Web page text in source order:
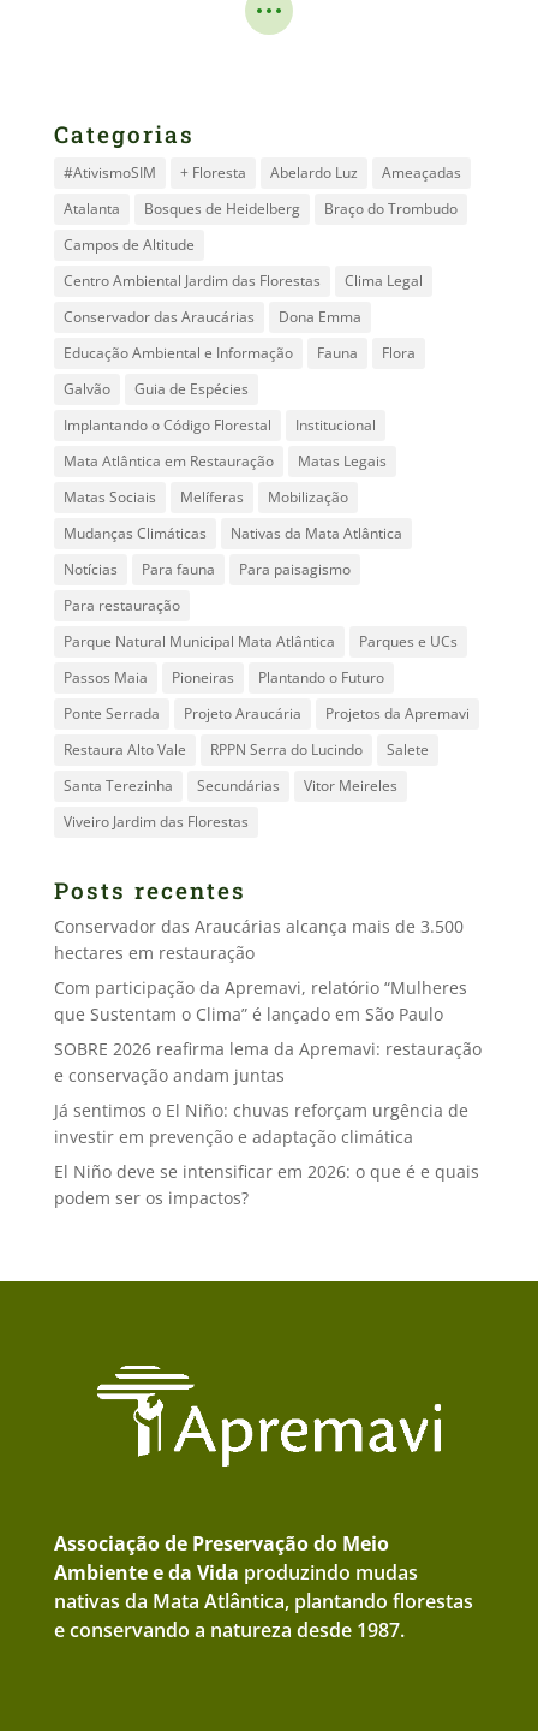
Categorias
#AtivismoSIM + Floresta Abelardo Luz
Ameaçadas
Atalanta
Bosques de Heidelberg
Braço do Trombudo
Campos de Altitude
Centro Ambiental Jardim das Florestas
Clima Legal
Conservador das Araucárias
Dona Emma
Educação Ambiental e Informação
Fauna
Flora
Galvão
Guia de Espécies
Implantando o Código Florestal
Institucional
Mata Atlântica em Restauração
Matas Legais
Matas Sociais
Melíferas
Mobilização
Mudanças Climáticas
Nativas da Mata Atlântica
Notícias
Para fauna
Para paisagismo
Para restauração
Parque Natural Municipal Mata Atlântica
Parques e UCs
Passos Maia
Pioneiras
Plantando o Futuro
Ponte Serrada
Projeto Araucária
Projetos da Apremavi
Restaura Alto Vale
RPPN Serra do Lucindo
Salete
Santa Terezinha
Secundárias
Vitor Meireles
Viveiro Jardim das Florestas
Posts recentes
Conservador das Araucárias alcança mais de 3.500
hectares em restauração
Com participação da Apremavi, relatório “Mulheres
que Sustentam o Clima” é lançado em São Paulo
SOBRE 2026 reafirma lema da Apremavi: restauração
e conservação andam juntas
Já sentimos o El Niño: chuvas reforçam urgência de
investir em prevenção e adaptação climática
El Niño deve se intensificar em 2026: o que é e quais
podem ser os impactos?
Associação de Preservação do Meio
Ambiente e da Vida produzindo mudas
nativas da Mata Atlântica, plantando florestas
e conservando a natureza desde 1987.